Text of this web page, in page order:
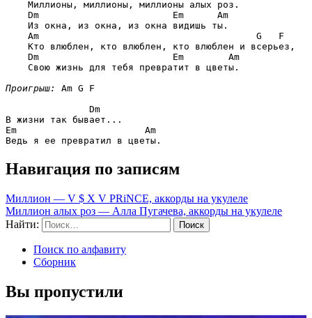
    Миллионы, миллионы, миллионы алых роз.
Dm                        Em      Am
    Из окна, из окна, из окна видишь ты.
Am                                       G   F
    Кто влюблен, кто влюблен, кто влюблен и всерьез,
Dm                        Em        Am
    Свою жизнь для тебя превратит в цветы.
Проигрыш:
Am G F
Dm
Em                       Am
Навигация по записям
Миллион — V $ X V PRiNCE, аккорды на укулеле
Миллион алых роз — Алла Пугачева, аккорды на укулеле
Найти:
Поиск по алфавиту
Сборник
Вы пропустили